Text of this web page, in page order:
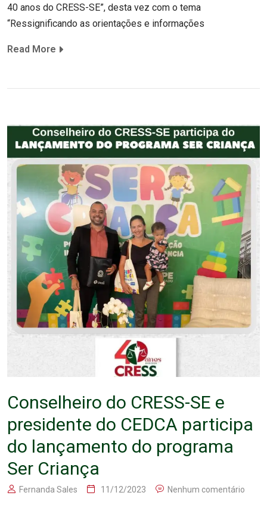
40 anos do CRESS-SE”, desta vez com o tema
“Ressignificando as orientações e informações
Read More
Conselheiro do CRESS-SE e
presidente do CEDCA participa
do lançamento do programa
Ser Criança
Fernanda Sales 11/12/2023 Nenhum comentário